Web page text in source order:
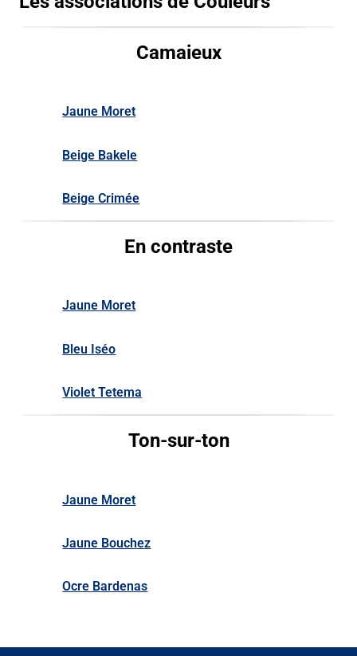
Camaieux
Jaune Moret
Beige Bakele
Beige Crimée
En contraste
Jaune Moret
Bleu Iséo
Violet Tetema
Ton-sur-ton
Jaune Moret
Jaune Bouchez
Ocre Bardenas